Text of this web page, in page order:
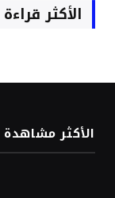
الأكثر قراءة
الأكثر مشاهدة